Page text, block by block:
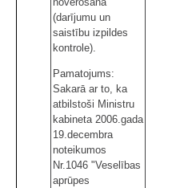
(darījumu un
saistību izpildes
kontrole).
Pamatojums:
Sakarā ar to, ka
atbilstoši Ministru
kabineta 2006.gada
19.decembra
noteikumos
Nr.1046 "Veselības
aprūpes